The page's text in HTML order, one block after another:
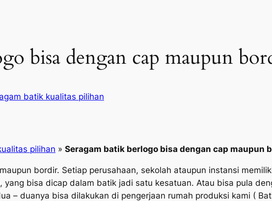
bisa dengan cap maupun
batik kualitas pilihan
pilihan » Seragam batik berlogo bisa dengan cap maupun
bordir. Setiap perusahaan, sekolah ataupun instansi
yang bisa dicap dalam batik jadi satu kesatuan. Atau bisa pula
– duanya bisa dilakukan di pengerjaan rumah produksi kami (